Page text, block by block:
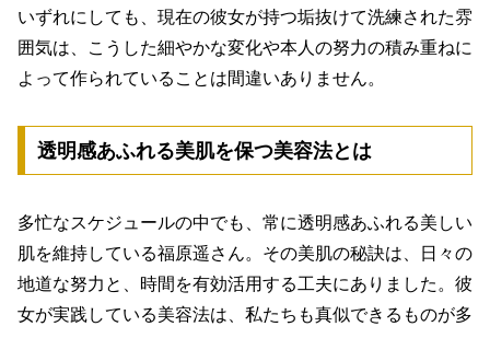
いずれにしても、現在の彼女が持つ垢抜けて洗練された雰
囲気は、こうした細やかな変化や本人の努力の積み重ねに
よって作られていることは間違いありません。
透明感あふれる美肌を保つ美容法とは
多忙なスケジュールの中でも、常に透明感あふれる美しい
肌を維持している福原遥さん。その美肌の秘訣は、日々の
地道な努力と、時間を有効活用する工夫にありました。彼
女が実践している美容法は、私たちも真似できるものが多